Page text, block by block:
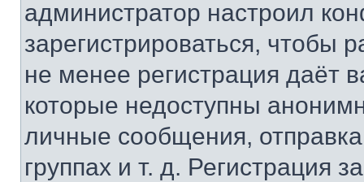
администратор настроил
зарегистрироваться, чтобы
не менее регистрация даёт
которые недоступны
личные сообщения,
группах и т. д. Регистрация